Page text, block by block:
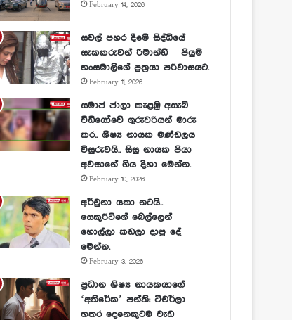
February 14, 2026
සවල් පහර දීමේ සිද්ධියේ
සැකකරුවන් රිමාන්ඩ් – පියුමි
හංසමාලිගේ පුත්‍රයා පරිවාසයට.
February 11, 2026
සමාජ ජාලා කැළඹූ අසැබි
වීඩියෝවේ ගුරුවරියන් මාරු
කර.. ශිෂ්‍ය නායක මණ්ඩලය
විසුරුවයි.. සිසු නායක පියා
අවසානේ ගිය දිහා මෙන්න.
February 10, 2026
අර්චුනා යකා නටයි..
සෙකුරිටිගේ බෙල්ලෙන්
හොල්ලා කඩලා දාපු දේ
මෙන්න.
February 3, 2026
ප්‍රධාන ශිෂ්‍ය නායකයාගේ
‘අතිරේක’ පන්ති: ටීචර්ලා
හතර දෙනෙකුටම වැඩ